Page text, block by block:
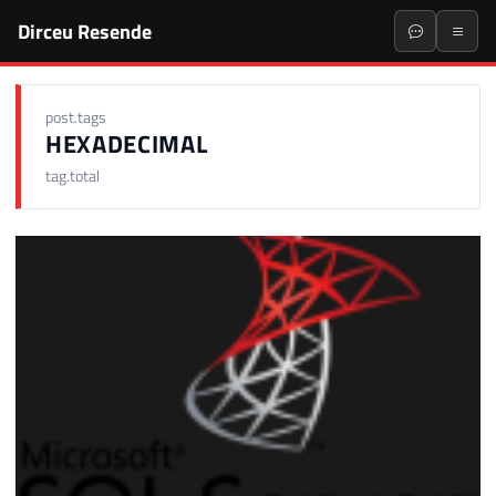
Dirceu Resende
post.tags
HEXADECIMAL
tag.total